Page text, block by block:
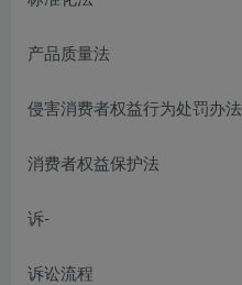
产品质量法
侵害消费者权益行为处罚办法
消费者权益保护法
诉-
诉讼流程